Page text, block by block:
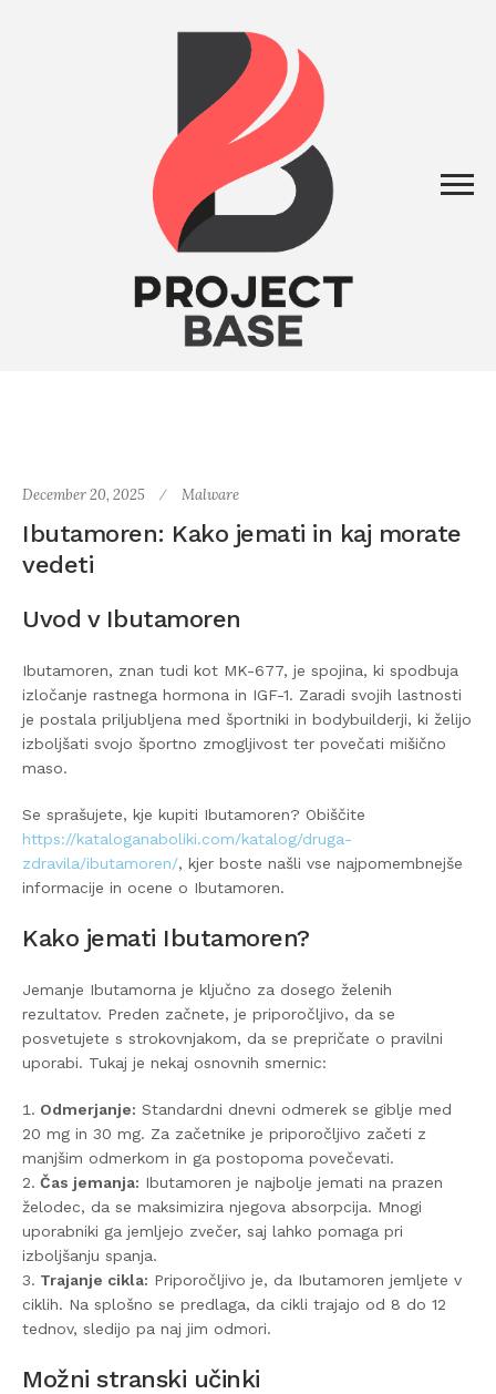
December 20, 2025 Malware
Ibutamoren: Kako jemati in kaj morate
vedeti
Uvod v Ibutamoren
Ibutamoren, znan tudi kot MK-677, je spojina, ki spodbuja
izločanje rastnega hormona in IGF-1. Zaradi svojih lastnosti
je postala priljubljena med športniki in bodybuilderji, ki želijo
izboljšati svojo športno zmogljivost ter povečati mišično
maso.
Se sprašujete, kje kupiti Ibutamoren? Obiščite
https://kataloganaboliki.com/katalog/druga-
zdravila/ibutamoren/, kjer boste našli vse najpomembnejše
informacije in ocene o Ibutamoren.
Kako jemati Ibutamoren?
Jemanje Ibutamorna je ključno za dosego želenih
rezultatov. Preden začnete, je priporočljivo, da se
posvetujete s strokovnjakom, da se prepričate o pravilni
uporabi. Tukaj je nekaj osnovnih smernic:
Odmerjanje: Standardni dnevni odmerek se giblje med
20 mg in 30 mg. Za začetnike je priporočljivo začeti z
manjšim odmerkom in ga postopoma povečevati.
Čas jemanja: Ibutamoren je najbolje jemati na prazen
želodec, da se maksimizira njegova absorpcija. Mnogi
uporabniki ga jemljejo zvečer, saj lahko pomaga pri
izboljšanju spanja.
Trajanje cikla: Priporočljivo je, da Ibutamoren jemljete v
ciklih. Na splošno se predlaga, da cikli trajajo od 8 do 12
tednov, sledijo pa naj jim odmori.
Možni stranski učinki